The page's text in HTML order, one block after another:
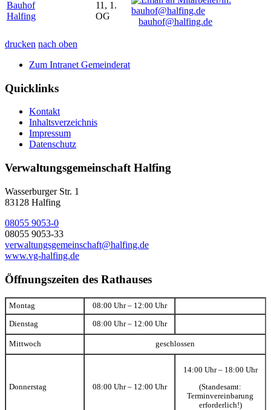
Bauhof
Halfing
11, 1.
OG
bauhof@halfing.de
drucken nach oben
Zum Intranet Gemeinderat
Quicklinks
Kontakt
Inhaltsverzeichnis
Impressum
Datenschutz
Verwaltungsgemeinschaft Halfing
Wasserburger Str. 1
83128 Halfing
08055 9053-0
08055 9053-33
verwaltungsgemeinschaft@halfing.de
www.vg-halfing.de
Öffnungszeiten des Rathauses
Montag 08:00 Uhr – 12:00 Uhr
Dienstag 08:00 Uhr – 12:00 Uhr
Mittwoch geschlossen
Donnerstag 08:00 Uhr – 12:00 Uhr
14:00 Uhr – 18:00 Uhr
(Standesamt:
Terminvereinbarung
erforderlich!)